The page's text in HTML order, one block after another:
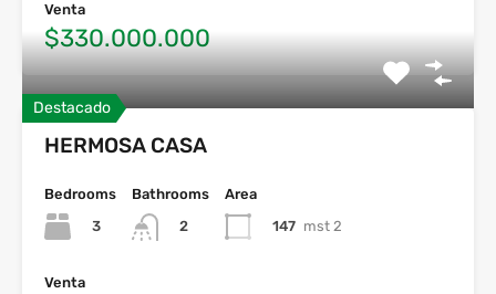
Venta
$330.000.000
Destacado
HERMOSA CASA
Bedrooms
3
Bathrooms
2
Area
147 mst 2
Venta